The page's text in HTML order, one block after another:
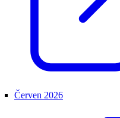
Červen 2026